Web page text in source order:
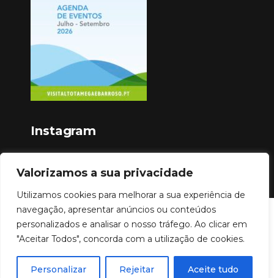
Valorizamos a sua privacidade
Utilizamos cookies para melhorar a sua experiência de
navegação, apresentar anúncios ou conteúdos
personalizados e analisar o nosso tráfego. Ao clicar em
"Aceitar Todos", concorda com a utilização de cookies.
Personalizar Rejeitar Aceite tudo
Instagram
Copyright © 2023